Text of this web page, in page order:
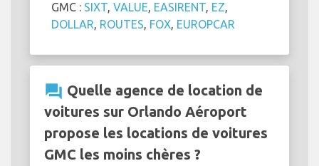
GMC : SIXT, VALUE, EASIRENT, EZ,
DOLLAR, ROUTES, FOX, EUROPCAR
question_answer Quelle agence de location de
voitures sur Orlando Aéroport
propose les locations de voitures
GMC les moins chères ?